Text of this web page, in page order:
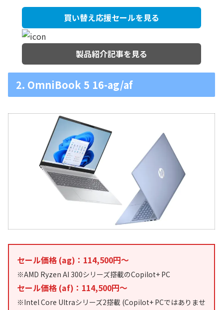
買い替え応援セールを見る
製品紹介記事を見る
2. OmniBook 5 16-ag/af
セール価格 (ag)：114,500円～
※AMD Ryzen AI 300シリーズ搭載のCopilot+ PC
セール価格 (af)：114,500円～
※Intel Core Ultraシリーズ2搭載 (Copilot+ PCではありませ